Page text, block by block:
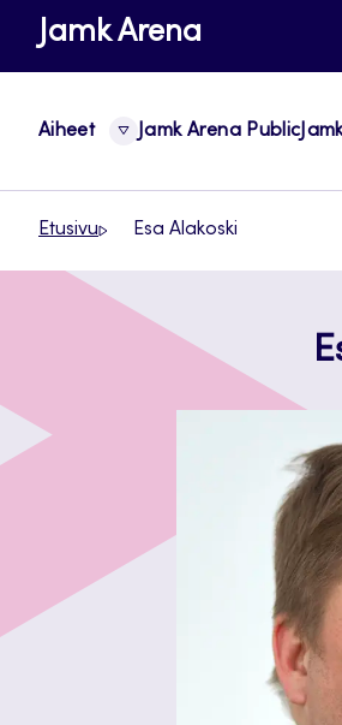
SiirryJamk Arena
Aiheet Jamk Arena Public
Etusivu Esa Alakoski